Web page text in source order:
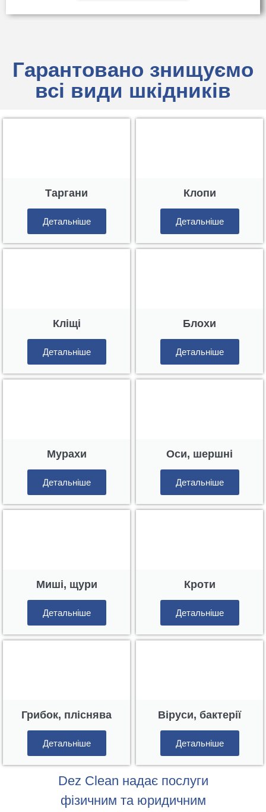
Гарантовано знищуємо
всі види шкідників
Таргани
Детальніше
Клопи
Детальніше
Кліщі
Детальніше
Блохи
Детальніше
Мурахи
Детальніше
Оси, шершні
Детальніше
Миші, щури
Детальніше
Кроти
Детальніше
Грибок, пліснява
Детальніше
Віруси, бактерії
Детальніше
Dez Clean надає послуги
фізичним та юридичним